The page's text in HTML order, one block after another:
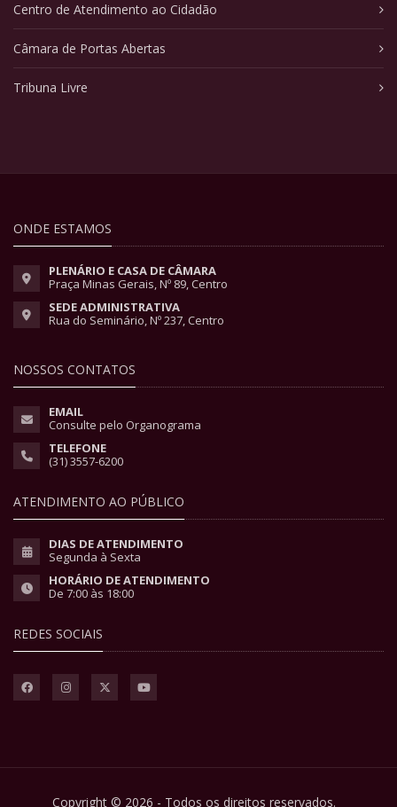
Centro de Atendimento ao Cidadão
Câmara de Portas Abertas
Tribuna Livre
ONDE ESTAMOS
PLENÁRIO E CASA DE CÂMARA
Praça Minas Gerais, Nº 89, Centro
SEDE ADMINISTRATIVA
Rua do Seminário, Nº 237, Centro
NOSSOS CONTATOS
EMAIL
Consulte pelo Organograma
TELEFONE
(31) 3557-6200
ATENDIMENTO AO PÚBLICO
DIAS DE ATENDIMENTO
Segunda à Sexta
HORÁRIO DE ATENDIMENTO
De 7:00 às 18:00
REDES SOCIAIS
Copyright © 2026 - Todos os direitos reservados.